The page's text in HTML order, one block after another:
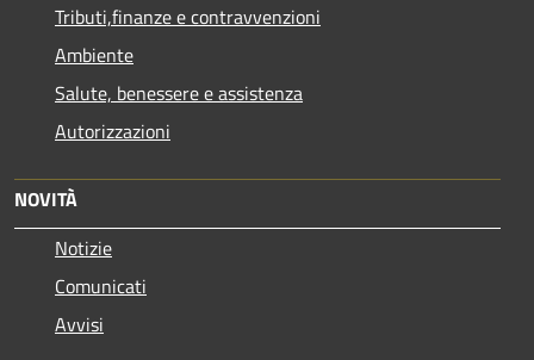
Tributi,finanze e contravvenzioni
Ambiente
Salute, benessere e assistenza
Autorizzazioni
NOVITÀ
Notizie
Comunicati
Avvisi